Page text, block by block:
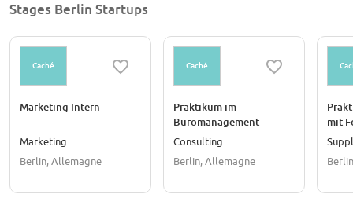
Stages Berlin Startups
Caché
Marketing Intern
Marketing
Berlin, Allemagne
Caché
Praktikum im
Büromanagement
(m/w/d)
Consulting
Berlin, Allemagne
mit